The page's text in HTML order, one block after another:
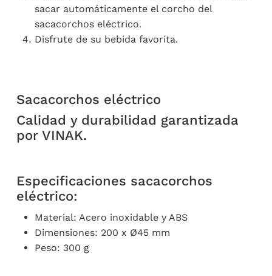
sacar automáticamente el corcho del
sacacorchos eléctrico.
Disfrute de su bebida favorita.
Sacacorchos eléctrico
Calidad y durabilidad garantizada
por VINAK.
Especificaciones sacacorchos
eléctrico:
Material: Acero inoxidable y ABS
Dimensiones: 200 x Ø45 mm
Peso: 300 g